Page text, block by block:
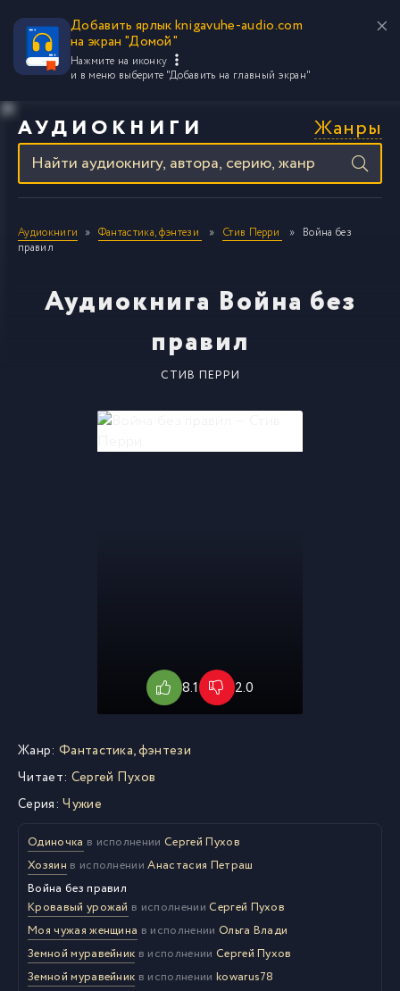
Добавить ярлык knigavuhe-audio.com
на экран "Домой"
Нажмите на иконку
и в меню выберите "Добавить на главный экран"
АУДИОКНИГИ Жанры
Аудиокниги Фантастика, фэнтези Стив Перри
Война без
правил
Аудиокнига Война без
правил
СТИВ ПЕРРИ
8.1 2.0
Жанр: Фантастика, фэнтези
Читает: Сергей Пухов
Серия: Чужие
Одиночка в исполненииСергей Пухов
Хозяин в исполненииАнастасия Петраш
Война без правил
Кровавый урожай в исполненииСергей Пухов
Моя чужая женщина в исполнении Ольга Влади
Земной муравейник в исполнении Сергей Пухов
Земной муравейник в исполнении kowarus78